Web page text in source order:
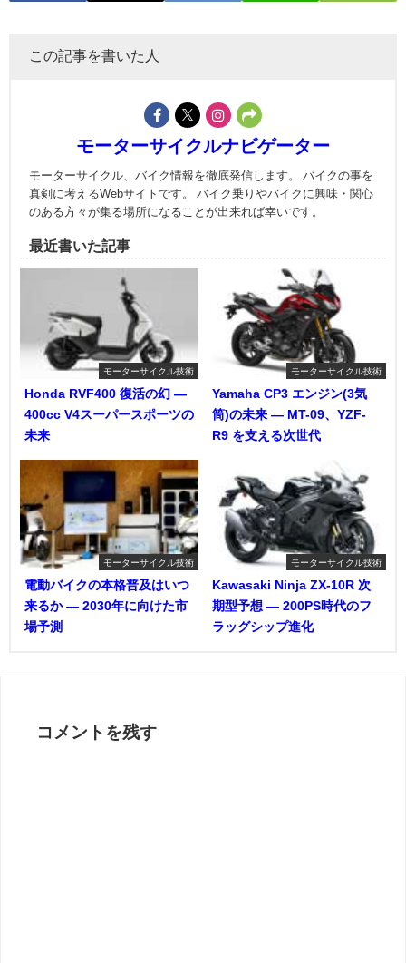
この記事を書いた人
モーターサイクルナビゲーター
モーターサイクル、バイク情報を徹底発信します。 バイクの事を
真剣に考えるWebサイトです。 バイク乗りやバイクに興味・関心
のある方々が集る場所になることが出来れば幸いです。
最近書いた記事
モーターサイクル技術
Honda RVF400 復活の幻 ―
400cc V4スーパースポーツの
未来
モーターサイクル技術
Yamaha CP3 エンジン(3気
筒)の未来 ― MT-09、YZF-
R9 を支える次世代
モーターサイクル技術
電動バイクの本格普及はいつ
来るか ― 2030年に向けた市
場予測
モーターサイクル技術
Kawasaki Ninja ZX-10R 次
期型予想 ― 200PS時代のフ
ラッグシップ進化
コメントを残す